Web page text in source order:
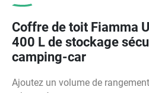
Coffre de toit Fiamma
400 L de stockage
camping-car
Ajoutez un volume de